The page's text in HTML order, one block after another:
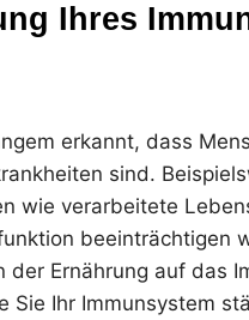
Ihres
erkannt, dass
sind.
wie verarbeitete
beeinträchtigen
Ernährung auf das
Sie Ihr Immunsystem